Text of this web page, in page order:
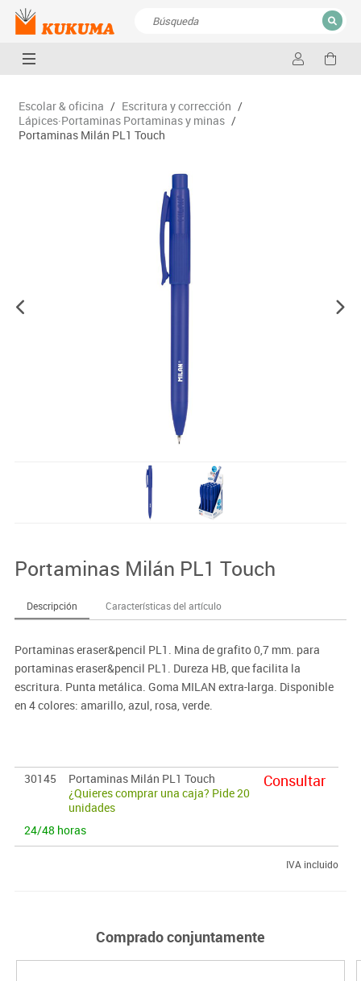
CERRAR
Escolar & oficina / Escritura y corrección /
Lápices·Portaminas Portaminas y minas /
Portaminas Milán PL1 Touch
Portaminas Milán PL1 Touch
Descripción Características del artículo
Portaminas eraser&pencil PL1. Mina de grafito 0,7 mm. para
portaminas eraser&pencil PL1. Dureza HB, que facilita la
escritura. Punta metálica. Goma MILAN extra-larga. Disponible
en 4 colores: amarillo, azul, rosa, verde.
30145
Portaminas Milán PL1 Touch
¿Quieres comprar una caja? Pide 20
unidades
24/48 horas
Consultar
IVA incluido
Comprado conjuntamente